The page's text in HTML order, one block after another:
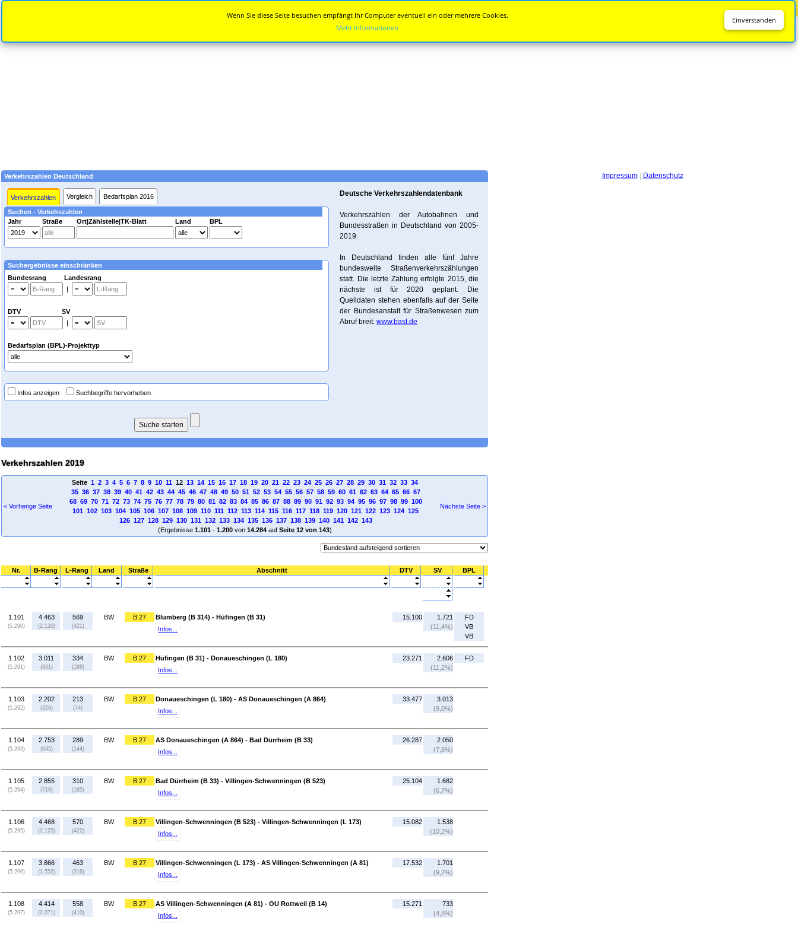
Verkehrszahlen Deutschland
Verkehrszahlen Vergleich Bedarfsplan 2016
Suchen - Verkehszahlen
Jahr
Straße Ort|Zählstelle|TK-Blatt Land BPL
Suchergebnisse einschränken
Bundesrang Landesrang
|
DTV SV
|
Bedarfsplan (BPL)-Projekttyp
Infos anzeigen Suchbegriffe hervorheben
Deutsche Verkehrszahlendatenbank
Verkehrszahlen der Autobahnen und
Bundesstraßen in Deutschland von 2005-
2019.
In Deutschland finden alle fünf Jahre
bundesweite Straßenverkehrszählungen
statt. Die letzte Zählung erfolgte 2015, die
nächste ist für 2020 geplant. Die
Quelldaten stehen ebenfalls auf der Seite
der Bundesanstalt für Straßenwesen zum
Abruf breit: www.bast.de
Verkehrszahlen 2019
< Vorherige Seite
Seite 1 2 3 4 5 6 7 8 9 10 1112 13 14 15 16 17 18 19 20 21 22 23 24 25 26 27 28 29 30 31 32 33 34
35 36 37 38 39 40 41 42 43 44 45 46 47 48 49 50 51 52 53 54 55 56 57 58 59 60 61 62 63 64 65 66 67
68 69 70 71 72 73 74 75 76 77 78 79 80 81 82 83 84 85 86 87 88 89 90 91 92 93 94 95 96 97 98 99 100
101 102 103 104 105 106 107 108 109 110 111 112 113 114 115 116 117 118 119 120 121 122 123 124 125
126 127 128 129 130 131 132 133 134 135 136 137 138 139 140 141 142 143
(Ergebnisse 1.101- 1.200von 14.284auf Seite 12 von 143)
Nächste Seite >
Nr. B-Rang L-Rang Land Straße Abschnitt DTV SV BPL
1.101
(5.290)
4.463
(2.120)
569
(421)
BW B 27
Blumberg (B 314) - Hüfingen (B 31)
Infos...
15.100
1.721
(11,4%)
FD
VB
VB
1.102
(5.291)
3.011
(831)
334
(188)
BW B 27
Hüfingen (B 31) - Donaueschingen (L 180)
Infos...
23.271
2.606
(11,2%)
FD
1.103
(5.292)
2.202
(328)
213
(74)
BW B 27
Donaueschingen (L 180) - AS Donaueschingen (A 864)
Infos...
33.477
3.013
(9,0%)
1.104
(5.293)
2.753
(645)
289
(144)
BW B 27
AS Donaueschingen (A 864) - Bad Dürrheim (B 33)
Infos...
26.287
2.050
(7,8%)
1.105
(5.294)
2.855
(716)
310
(165)
BW B 27
Bad Dürrheim (B 33) - Villingen-Schwenningen (B 523)
Infos...
25.104
1.682
(6,7%)
1.106
(5.295)
4.468
(2.125)
570
(422)
BW B 27
Villingen-Schwenningen (B 523) - Villingen-Schwenningen (L 173)
Infos...
15.082
1.538
(10,2%)
1.107
(5.296)
3.866
(1.552)
463
(316)
BW B 27
Villingen-Schwenningen (L 173) - AS Villingen-Schwenningen (A 81)
Infos...
17.532
1.701
(9,7%)
1.108
(5.297)
4.414
(2.071)
558
(410)
BW B 27
AS Villingen-Schwenningen (A 81) - OU Rottweil (B 14)
Infos...
15.271
733
(4,8%)
Impressum| Datenschutz
Einverstanden
Wenn Sie diese Seite besuchen empfängt Ihr Computer eventuell ein oder mehrere Cookies.
Mehr Informationen